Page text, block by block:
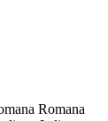
Romana